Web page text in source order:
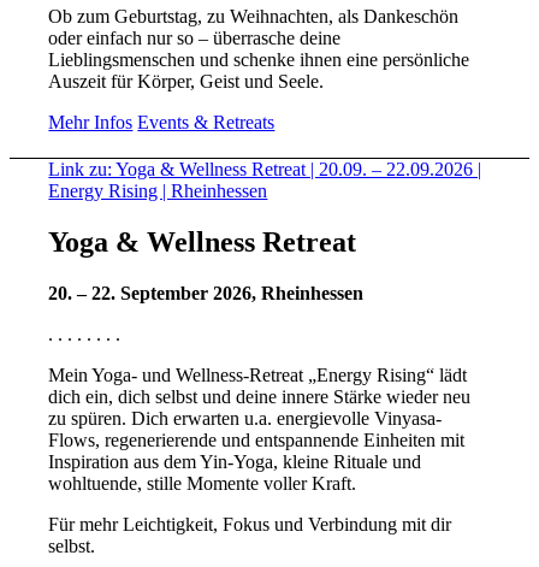
Ob zum Geburtstag, zu Weihnachten, als Dankeschön
oder einfach nur so – überrasche deine
Lieblingsmenschen und schenke ihnen eine persönliche
Auszeit für Körper, Geist und Seele.
Mehr Infos Events & Retreats
Link zu: Yoga & Wellness Retreat | 20.09. – 22.09.2026 |
Energy Rising | Rheinhessen
Yoga & Wellness Retreat
20. – 22. September 2026, Rheinhessen
. . . . . . . .
Mein Yoga- und Wellness-Retreat „Energy Rising“ lädt
dich ein, dich selbst und deine innere Stärke wieder neu
zu spüren. Dich erwarten u.a. energievolle Vinyasa-
Flows, regenerierende und entspannende Einheiten mit
Inspiration aus dem Yin-Yoga, kleine Rituale und
wohltuende, stille Momente voller Kraft.
Für mehr Leichtigkeit, Fokus und Verbindung mit dir
selbst.